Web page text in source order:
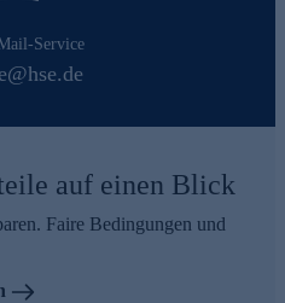
Service
auf einen Blick
Faire Bedingungen und